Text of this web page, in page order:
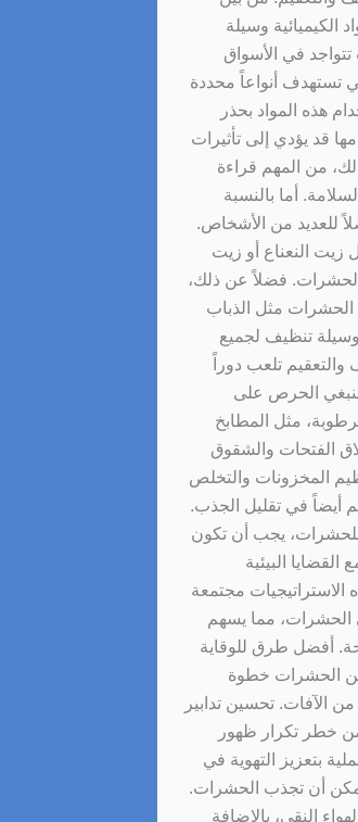
الكيميائية وسيلة
في الأسواق
تستهدف أنواعاً محددة
هذه المواد بحذر
قد يؤدي إلى تأثيرات
من المهم قراءة
أما بالنسبة
للعديد من الأشخاص.
زيت النعناع أو زيت
فضلاً عن ذلك،
الحشرات مثل الذباب
تنظيف لجميع
تلعب دوراً
الحرص على
مثل المطابخ
الفتحات والشقوق
المخزونات والتخلص
أيضاً في تقليل الجذب.
للحشرات، يجب أن تكون
البيئية
الاستراتيجيات مجتمعة
الحشرات، مما يسهم
أفضل طرق للوقاية
من الحشرات خطوة
الآفات. تحسين تدابير
خطر تكرار ظهور
بتعزيز التهوية في
يمكن أن تجذب الحشرات.
النقي، بالإضافة